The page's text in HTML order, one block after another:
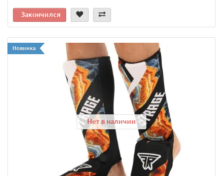
Закончился
Новинка
Нет в наличии